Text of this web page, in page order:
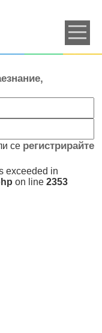
се регистрирайте
exceeded in
on line 2353